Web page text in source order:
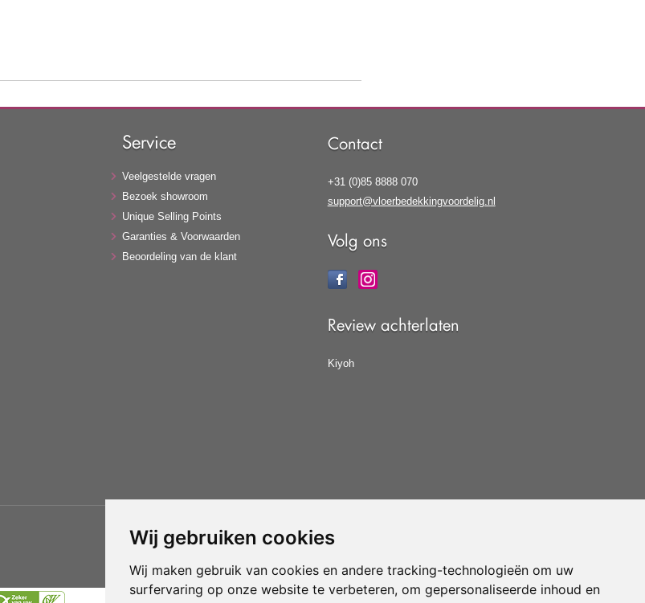
Wij gebruiken cookies
Wij maken gebruik van cookies en andere tracking-technologieën om uw
surfervaring op onze website te verbeteren, om gepersonaliseerde inhoud en
Service
Veelgestelde vragen
Bezoek showroom
Unique Selling Points
Garanties & Voorwaarden
Beoordeling van de klant
Contact
+31 (0)85 8888 070
support@vloerbedekkingvoordelig.nl
Volg ons
Review achterlaten
Kiyoh
Gebruik van deze site betekent dat u dealgemene voorwaarden